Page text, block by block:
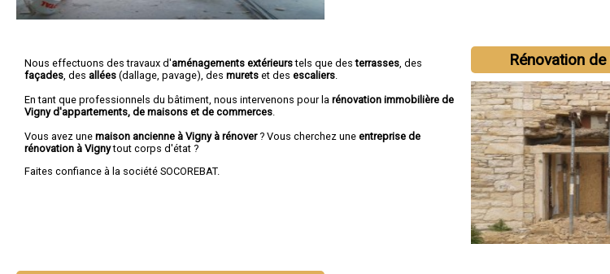
Rénovation
Nous effectuons des travaux d'aménagements extérieurstels que desterrasses , des
façades , des allées (dallage, pavage), des murets et des escaliers
En tant que professionnels du bâtiment, nous intervenons pour la rénovation immobilière de
Vigny d'appartements, de maisons et de commerces
Vous avez une maison ancienne à Vigny à rénover? Vous cherchez une entreprise de
rénovation à Vignytout corps d'état ?
Faites confiance à la société SOCOREBAT.